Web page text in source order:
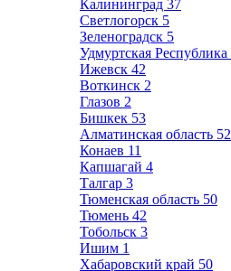
Калининград 37
Светлогорск 5
Зеленоградск 5
Удмуртская Республика
Ижевск 42
Воткинск 2
Глазов 2
Бишкек 53
Алматинская область 52
Конаев 11
Капшагай 4
Талгар 3
Тюменская область 50
Тюмень 42
Тобольск 3
Ишим 1
Хабаровский край 50